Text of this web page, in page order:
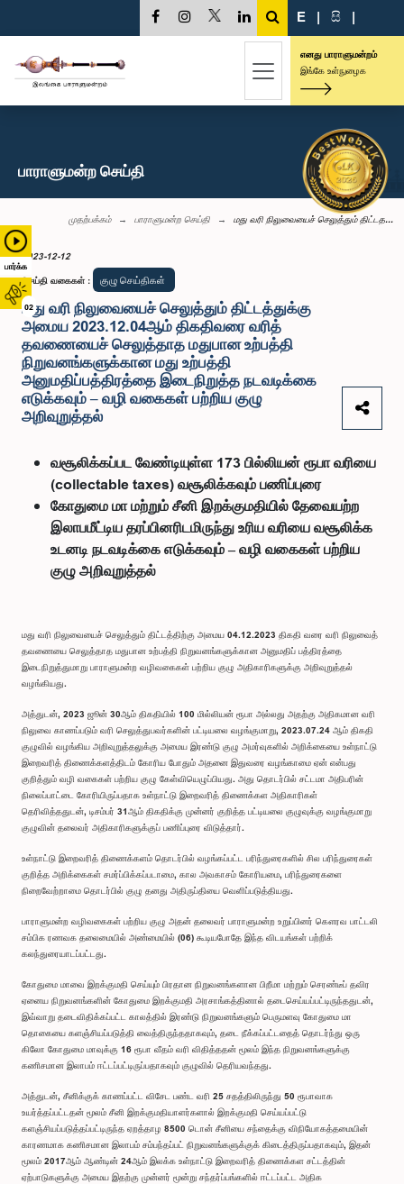
பார்க்க
02
E | සි |
எனது பாராளுமன்றம்
இங்கே உள்நுழைக
பாராளுமன்ற செய்தி
முதற்பக்கம் பாராளுமன்ற செய்தி மது வரி நிலுவையைச் செலுத்தும் திட்டத...
2023-12-12
செய்தி வகைகள் : குழு செய்திகள்
மது வரி நிலுவையைச் செலுத்தும் திட்டத்துக்கு
அமைய 2023.12.04ஆம் திகதிவரை வரித்
தவணையைச் செலுத்தாத மதுபான உற்பத்தி
நிறுவனங்களுக்கான மது உற்பத்தி
அனுமதிப்பத்திரத்தை இடைநிறுத்த நடவடிக்கை
எடுக்கவும் – வழி வகைகள் பற்றிய குழு
அறிவுறுத்தல்
வசூலிக்கப்பட வேண்டியுள்ள 173 பில்லியன் ரூபா வரியை
(collectable taxes) வசூலிக்கவும் பணிப்புரை
கோதுமை மா மற்றும் சீனி இறக்குமதியில் தேவையற்ற
இலாபமீட்டிய தரப்பினரிடமிருந்து உரிய வரியை வசூலிக்க
உடனடி நடவடிக்கை எடுக்கவும் – வழி வகைகள் பற்றிய
குழு அறிவுறுத்தல்
மது வரி நிலுவையைச் செலுத்தும் திட்டத்திற்கு அமைய 04.12.2023 திகதி வரை வரி நிலுவைத்
தவணையை செலுத்தாத மதுபான உற்பத்தி நிறுவனங்களுக்கான அனுமதிப் பத்திரத்தை
இடைநிறுத்துமாறு பாராளுமன்ற வழிவகைகள் பற்றிய குழு அதிகாரிகளுக்கு அறிவுறுத்தல்
வழங்கியது.
அத்துடன், 2023 ஜூன் 30ஆம் திகதியில் 100 மில்லியன் ரூபா அல்லது அதற்கு அதிகமான வரி
நிலுவை காணப்படும் வரி செலுத்துபவர்களின் பட்டியலை வழங்குமாறு, 2023.07.24 ஆம் திகதி
குழுவில் வழங்கிய அறிவுறுத்தலுக்கு அமைய இரண்டு குழு அமர்வுகளில் அறிக்கையை உள்நாட்டு
இறைவரித் திணைக்களத்திடம் கோரிய போதும் அதனை இதுவரை வழங்காமை ஏன் என்பது
குறித்தும் வழி வகைகள் பற்றிய குழு கேள்வியெழுப்பியது. அது தொடர்பில் சட்டமா அதிபரின்
நிலைப்பாட்டை கோரியிருப்பதாக உள்நாட்டு இறைவரித் திணைக்கள அதிகாரிகள்
தெரிவித்ததுடன், டிசம்பர் 31ஆம் திகதிக்கு முன்னர் குறித்த பட்டியலை குழுவுக்கு வழங்குமாறு
குழுவின் தலைவர் அதிகாரிகளுக்குப் பணிப்புரை விடுத்தார்.
உள்நாட்டு இறைவரித் திணைக்களம் தொடர்பில் வழங்கப்பட்ட பரிந்துரைகளில் சில பரிந்துரைகள்
குறித்த அறிக்கைகள் சமர்ப்பிக்கப்படாமை, கால அவகாசம் கோரியமை, பரிந்துரைகளை
நிறைவேற்றாமை தொடர்பில் குழு தனது அதிருப்தியை வெளிப்படுத்தியது.
பாராளுமன்ற வழிவகைகள் பற்றிய குழு அதன் தலைவர் பாராளுமன்ற உறுப்பினர் கௌரவ பாட்டலி
சம்பிக ரணவக தலைமையில் அண்மையில் (06) கூடியபோதே இந்த விடயங்கள் பற்றிக்
கலந்துரையாடப்பட்டது.
கோதுமை மாவை இறக்குமதி செய்யும் பிரதான நிறுவனங்களான பிறீமா மற்றும் செரண்டீப் தவிர
ஏனைய நிறுவனங்களின் கோதுமை இறக்குமதி அரசாங்கத்தினால் தடைசெய்யப்பட்டிருந்ததுடன்,
இவ்வாறு தடைவிதிக்கப்பட்ட காலத்தில் இரண்டு நிறுவனங்களும் பெருமளவு கோதுமை மா
தொகையை களஞ்சியப்படுத்தி வைத்திருந்ததாகவும், தடை நீக்கப்பட்டதைத் தொடர்ந்து ஒரு
கிலோ கோதுமை மாவுக்கு 16 ரூபா வீதம் வரி விதித்ததன் மூலம் இந்த நிறுவனங்களுக்கு
கணிசமான இலாபம் ஈட்டப்பட்டிருப்பதாகவும் குழுவில் தெரியவந்தது.
அத்துடன், சீனிக்குக் காணப்பட்ட விசேட பண்ட வரி 25 சதத்திலிருந்து 50 ரூபாவாக
உயர்த்தப்பட்டதன் மூலம் சீனி இறக்குமதியாளர்களால் இறக்குமதி செய்யப்பட்டு
களஞ்சியப்படுத்தப்பட்டிருந்த ஏறத்தாழ 8500 டொன் சீனியை சந்தைக்கு விநியோகத்தமையின்
காரணமாக கணிசமான இலாபம் சம்பந்தப்பட் நிறுவனங்களுக்குக் கிடைத்திருப்பதாகவும், இதன்
மூலம் 2017ஆம் ஆண்டின் 24ஆம் இலக்க உள்நாட்டு இறைவரித் திணைக்கள சட்டத்தின்
ஏற்பாடுகளுக்கு அமைய இதற்கு முன்னர் மூன்று சந்தர்ப்பங்களில் ஈட்டப்பட்ட அதிக